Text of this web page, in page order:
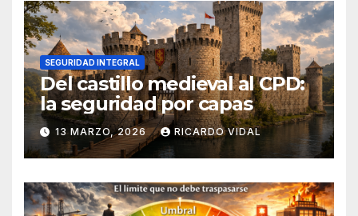
SEGURIDAD INTEGRAL
Del castillo medieval al CPD:
la seguridad por capas
13 MARZO, 2026 RICARDO VIDAL